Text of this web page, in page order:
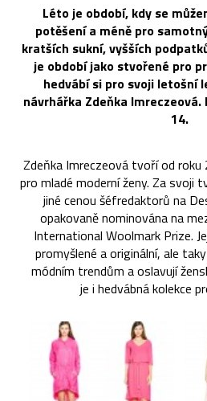
Léto je období, kdy se
potěšení a méně pro
kratších sukní, vyšších
je období jako stvořené pro
hedvábí si pro svoji letošní
návrhářka Zdeňka Imreczeová.
14.
Zdeňka Imreczeová tvoří od roku
pro mladé moderní ženy. Za svoji
jiné cenou šéfredaktorů na
opakovaně nominována na
International Woolmark Prize.
promyšlené a originální, ale
módním trendům a oslavují
je i hedvábná kolekce